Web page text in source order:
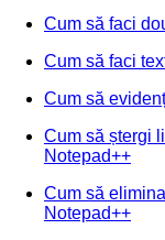
Cum să faci
Cum să faci
Cum să
Cum să ștergi
Notepad++
Cum să
Notepad++